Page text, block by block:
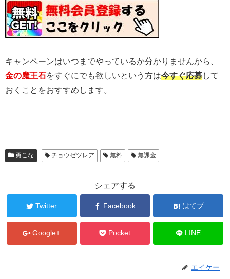
キャンペーンはいつまでやっているか分かりませんから、
金の魔王石をすぐにでも欲しいという方は今すぐ応募して
おくことをおすすめします。
勇こな チョウゼツレア 無料 無課金
シェアする
Twitter Facebook はてブ
Google+ Pocket LINE
エイケー